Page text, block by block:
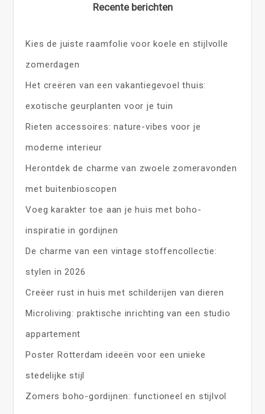
Recente berichten
Kies de juiste raamfolie voor koele en stijlvolle
zomerdagen
Het creëren van een vakantiegevoel thuis:
exotische geurplanten voor je tuin
Rieten accessoires: nature-vibes voor je
moderne interieur
Herontdek de charme van zwoele zomeravonden
met buitenbioscopen
Voeg karakter toe aan je huis met boho-
inspiratie in gordijnen
De charme van een vintage stoffencollectie:
stylen in 2026
Creëer rust in huis met schilderijen van dieren
Microliving: praktische inrichting van een studio
appartement
Poster Rotterdam ideeën voor een unieke
stedelijke stijl
Zomers boho-gordijnen: functioneel en stijlvol